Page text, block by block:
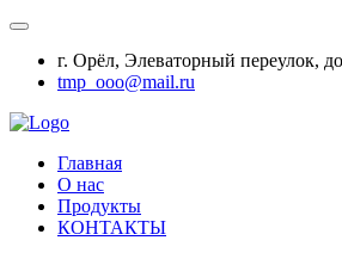
г. Орёл, Элеваторный переулок,
tmp_ooo@mail.ru
Главная
О нас
Продукты
КОНТАКТЫ